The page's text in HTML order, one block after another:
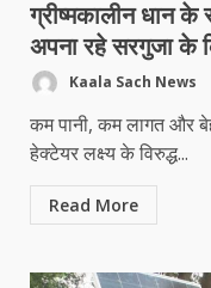
ग्रीष्मकालीन धान
अपना रहे सरगुजा के
Kaala Sach News
कम पानी, कम लागत और
हेक्टेयर लक्ष्य के विरुद्ध...
Read More